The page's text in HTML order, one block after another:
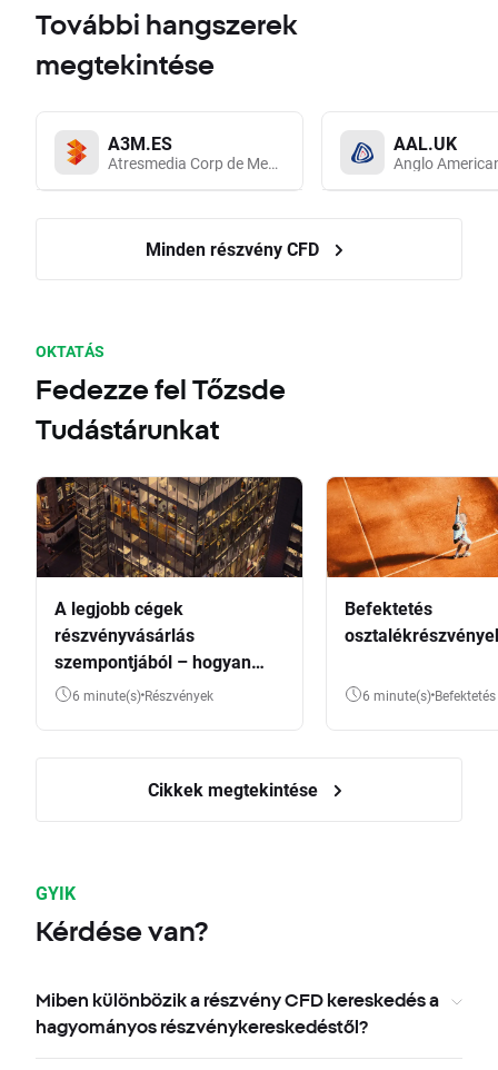
További hangszerek
megtekintése
A3M.ES
Atresmedia Corp de Medios de Comunicacion SA
AAL.UK
Anglo
Minden részvény CFD
OKTATÁS
Fedezze fel Tőzsde
Tudástárunkat
A legjobb cégek
részvényvásárlás
szempontjából – hogyan
válasszunk?
6 minute(s) Részvények
Befektetés
6 minute(s) Befektetés
Cikkek megtekintése
GYIK
Kérdése van?
Miben különbözik a részvény CFD kereskedés a
hagyományos részvénykereskedéstől?